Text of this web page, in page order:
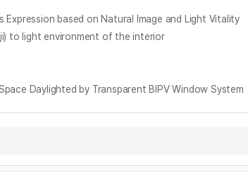
Expression based on Natural Image and Light Vitality
to light environment of the interior
Space Daylighted by Transparent BIPV Window System